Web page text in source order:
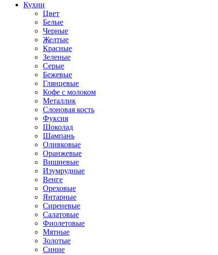
Кухни
Цвет
Белые
Черные
Желтые
Красные
Зеленые
Серые
Бежевые
Глянцевые
Кофе с молоком
Металлик
Слоновая кость
Фуксия
Шоколад
Шампань
Оливковые
Оранжевые
Вишневые
Изумрудные
Венге
Ореховые
Янтарные
Сиреневые
Салатовые
Фиолетовые
Мятные
Золотые
Синие